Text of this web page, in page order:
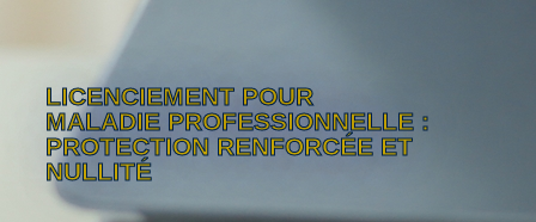
LICENCIEMENT POUR
MALADIE PROFESSIONNELLE :
PROTECTION RENFORCÉE ET
NULLITÉ